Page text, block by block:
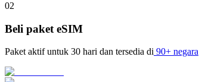
02
Beli paket eSIM
Paket aktif untuk 30 hari dan tersedia di 90+ negara